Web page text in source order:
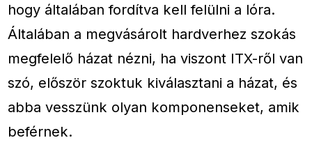
hogy általában fordítva kell felülni a lóra.
Általában a megvásárolt hardverhez szokás
megfelelő házat nézni, ha viszont ITX-ről van
szó, először szoktuk kiválasztani a házat, és
abba vesszünk olyan komponenseket, amik
beférnek.